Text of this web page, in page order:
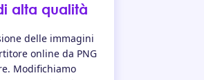
alta qualità
delle immagini
online da PNG
Modifichiamo